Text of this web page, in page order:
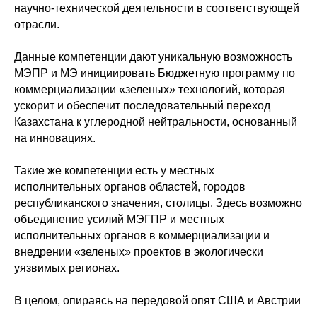
научно-технической деятельности в соответствующей
отрасли.
Данные компетенции дают уникальную возможность
МЭПР и МЭ инициировать Бюджетную программу по
коммерциализации «зеленых» технологий, которая
ускорит и обеспечит последовательный переход
Казахстана к углеродной нейтральности, основанный
на инновациях.
Такие же компетенции есть у местных
исполнительных органов областей, городов
республиканского значения, столицы. Здесь возможно
объединение усилий МЭГПР и местных
исполнительных органов в коммерциализации и
внедрении «зеленых» проектов в экологически
уязвимых регионах.
В целом, опираясь на передовой опят США и Австрии